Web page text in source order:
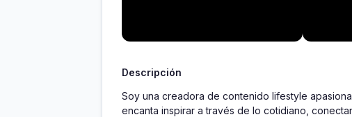
Descripción
Soy una creadora de contenido lifestyle
encanta inspirar a través de lo cotidiano,